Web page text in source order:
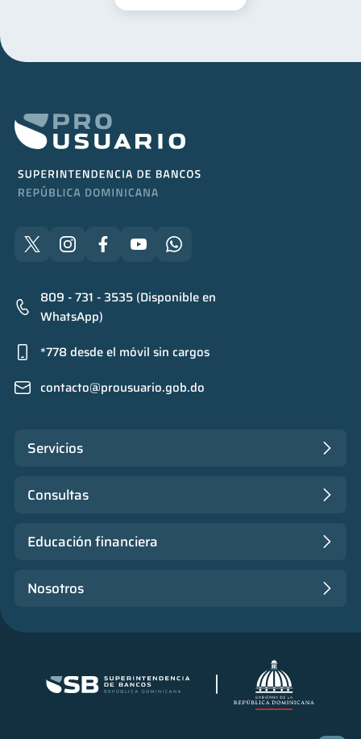
809 - 731 - 3535 (Disponible en
WhatsApp)
*778 desde el móvil sin cargos
contacto@prousuario.gob.do
Servicios
Consultas
Educación financiera
Nosotros